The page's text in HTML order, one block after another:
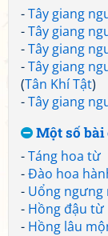
-Tây giang
-Tây giang
-Tây giang
-Tây giang
(Tân Khí Tật)
-Tây giang
Một số
-Táng hoa từ
-Đào hoa
- Uổng ngưng
- Hồng đậu từ
- Hồng lâu